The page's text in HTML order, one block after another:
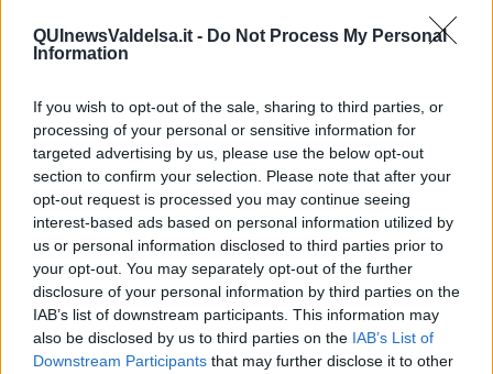
QUInewsValdelsa.it - Do Not Process My Personal
Information
If you wish to opt-out of the sale, sharing to third parties, or
processing of your personal or sensitive information for
targeted advertising by us, please use the below opt-out
section to confirm your selection. Please note that after your
opt-out request is processed you may continue seeing
interest-based ads based on personal information utilized by
us or personal information disclosed to third parties prior to
your opt-out. You may separately opt-out of the further
disclosure of your personal information by third parties on the
IAB’s list of downstream participants. This information may
also be disclosed by us to third parties on the IAB’s List of
Downstream Participants that may further disclose it to other
Continuando, la nonna e il carretto
Metaverso smart
Anzi
Confessioni autoreferenziali
Utopie
Estate
Il lago
Il diluvio
La classe
Pensieri incoerenti
Dal balcone
Insomnia
Il guardiano
Lo sgombero
Erodoto e Tucidide